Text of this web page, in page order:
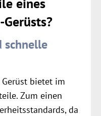
schnelle
bietet im
Zum einen
da